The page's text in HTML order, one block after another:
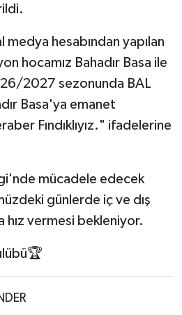
medya hesabından yapılan
hocamız Bahadır Basa ile
2027 sezonunda BAL
Basa'ya emanet
Fındıklıyız." ifadelerine
mücadele edecek
günlerde iç ve dış
hız vermesi bekleniyor.